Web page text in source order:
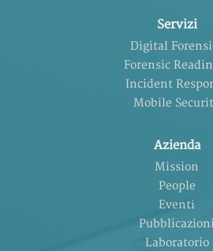
Servizi
Digital
Forensic
Incident
Mobile
Azienda
Mission
People
Eventi
Laboratorio